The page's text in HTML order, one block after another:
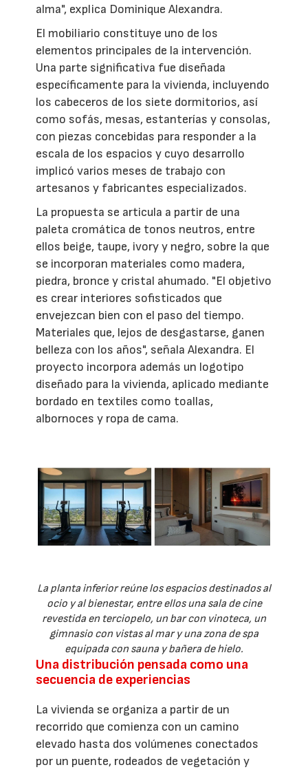
alma", explica Dominique Alexandra.
El mobiliario constituye uno de los
elementos principales de la intervención.
Una parte significativa fue diseñada
específicamente para la vivienda, incluyendo
los cabeceros de los siete dormitorios, así
como sofás, mesas, estanterías y consolas,
con piezas concebidas para responder a la
escala de los espacios y cuyo desarrollo
implicó varios meses de trabajo con
artesanos y fabricantes especializados.
La propuesta se articula a partir de una
paleta cromática de tonos neutros, entre
ellos beige, taupe, ivory y negro, sobre la que
se incorporan materiales como madera,
piedra, bronce y cristal ahumado. "El objetivo
es crear interiores sofisticados que
envejezcan bien con el paso del tiempo.
Materiales que, lejos de desgastarse, ganen
belleza con los años", señala Alexandra. El
proyecto incorpora además un logotipo
diseñado para la vivienda, aplicado mediante
bordado en textiles como toallas,
albornoces y ropa de cama.
La planta inferior reúne los espacios destinados al
ocio y al bienestar, entre ellos una sala de cine
revestida en terciopelo, un bar con vinoteca, un
gimnasio con vistas al mar y una zona de spa
equipada con sauna y bañera de hielo.
Una distribución pensada como una
secuencia de experiencias
La vivienda se organiza a partir de un
recorrido que comienza con un camino
elevado hasta dos volúmenes conectados
por un puente, rodeados de vegetación y